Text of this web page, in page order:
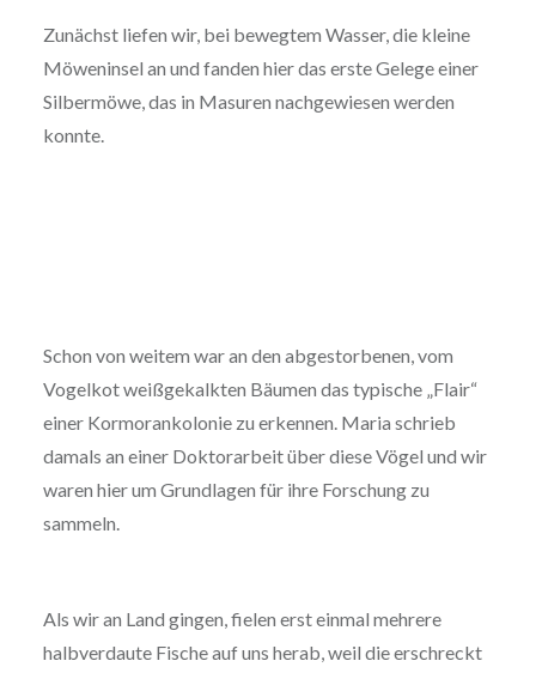
Zunächst liefen wir, bei bewegtem Wasser, die kleine
Möweninsel an und fanden hier das erste Gelege einer
Silbermöwe, das in Masuren nachgewiesen werden
konnte.
Schon von weitem war an den abgestorbenen, vom
Vogelkot weißgekalkten Bäumen das typische „Flair“
einer Kormorankolonie zu erkennen. Maria schrieb
damals an einer Doktorarbeit über diese Vögel und wir
waren hier um Grundlagen für ihre Forschung zu
sammeln.
Als wir an Land gingen, fielen erst einmal mehrere
halbverdaute Fische auf uns herab, weil die erschreckt